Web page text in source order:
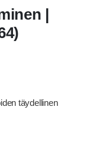
|
täydellinen